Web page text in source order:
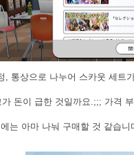
, 통상으로 나누어 스카웃 세트
돈이 급한 것일까요.;;; 가격
는 아마 나눠 구매할 것 같습니